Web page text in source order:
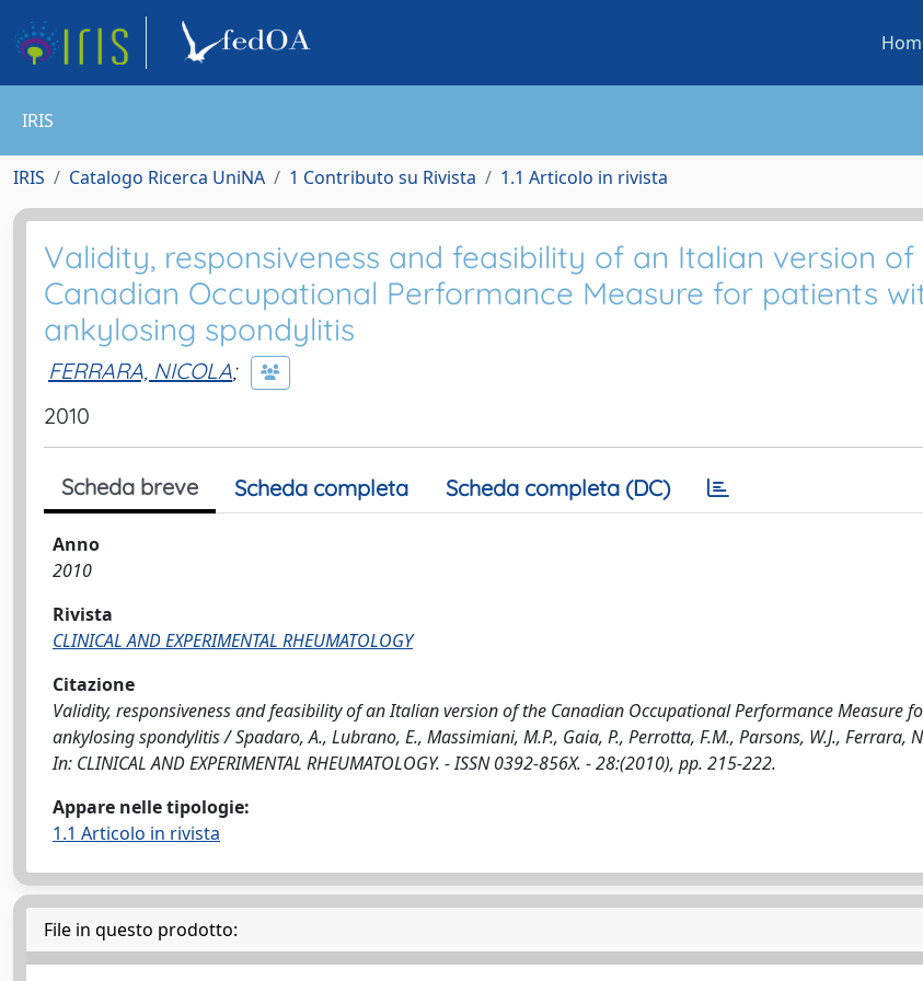
IRIS
IRIS Catalogo Ricerca UniNA 1 Contributo su Rivista 1.1 Articolo in rivista
Validity, responsiveness and feasibility of an Italian version of
Canadian Occupational Performance Measure for patients
ankylosing spondylitis
FERRARA, NICOLA;
2010
Scheda breve Scheda completa Scheda completa (DC)
Anno
2010
Rivista
CLINICAL AND EXPERIMENTAL RHEUMATOLOGY
Citazione
Validity, responsiveness and feasibility of an Italian version of the Canadian Occupational Performance Measure
ankylosing spondylitis / Spadaro, A., Lubrano, E., Massimiani, M.P., Gaia, P., Perrotta, F.M., Parsons, W.J., Ferrara,
In: CLINICAL AND EXPERIMENTAL RHEUMATOLOGY. - ISSN 0392-856X. - 28:(2010), pp. 215-222.
Appare nelle tipologie:
1.1 Articolo in rivista
File in questo prodotto: